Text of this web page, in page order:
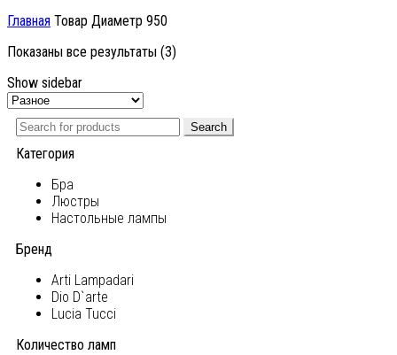
Главная Товар Диаметр 950
Показаны все результаты (3)
Show sidebar
Search
Категория
Бра
Люстры
Настольные лампы
Бренд
Arti Lampadari
Dio D`arte
Lucia Tucci
Количество ламп